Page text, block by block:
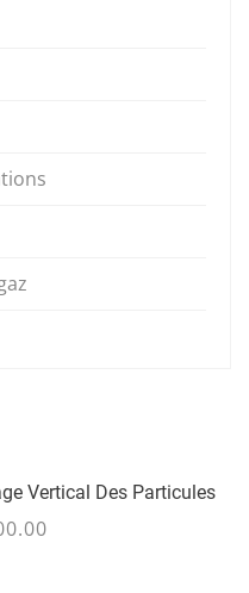
Vertical Des Particules